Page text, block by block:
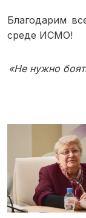
Благодарим
среде ИСМО!
«Не нужно